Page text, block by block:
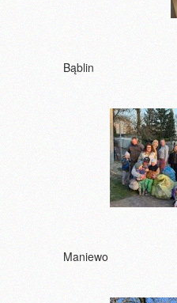
Bąblin
Maniewo